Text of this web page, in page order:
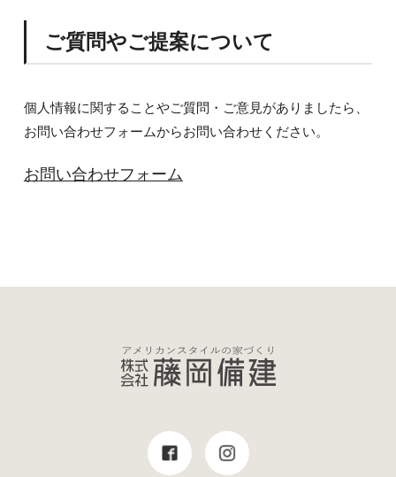
ご質問やご提案について
個人情報に関することやご質問・ご意見がありましたら、
お問い合わせフォームからお問い合わせください。
お問い合わせフォーム